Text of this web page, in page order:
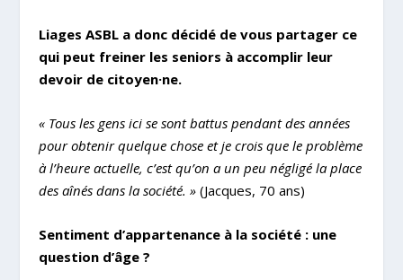
Liages ASBL a donc décidé de vous partager ce
qui peut freiner les seniors à accomplir leur
devoir de citoyen·ne.
« Tous les gens ici se sont battus pendant des années
pour obtenir quelque chose et je crois que le problème
à l’heure actuelle, c’est qu’on a un peu négligé la place
des aînés dans la société. » (Jacques, 70 ans)
Sentiment d’appartenance à la société : une
question d’âge ?